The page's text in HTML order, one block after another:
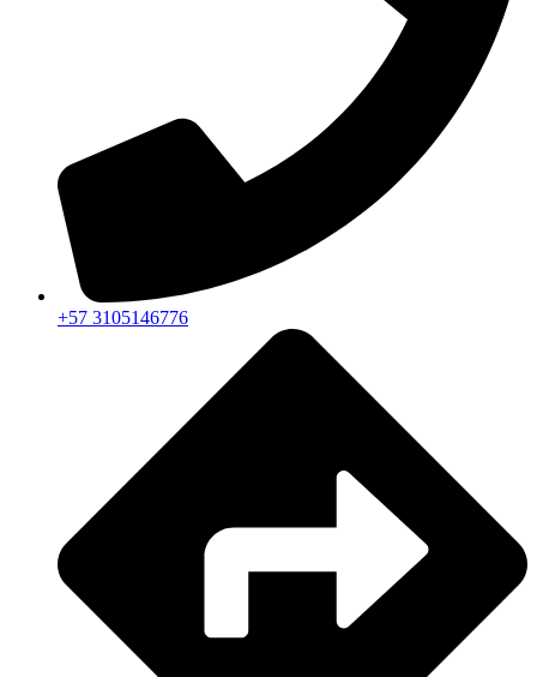
+57 3105146776